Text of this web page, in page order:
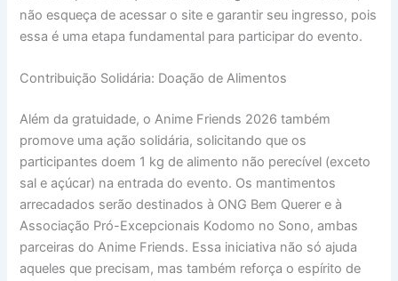
não esqueça de acessar o site e garantir seu ingresso, pois
essa é uma etapa fundamental para participar do evento.
Contribuição Solidária: Doação de Alimentos
Além da gratuidade, o Anime Friends 2026 também
promove uma ação solidária, solicitando que os
participantes doem 1 kg de alimento não perecível (exceto
sal e açúcar) na entrada do evento. Os mantimentos
arrecadados serão destinados à ONG Bem Querer e à
Associação Pró-Excepcionais Kodomo no Sono, ambas
parceiras do Anime Friends. Essa iniciativa não só ajuda
aqueles que precisam, mas também reforça o espírito de